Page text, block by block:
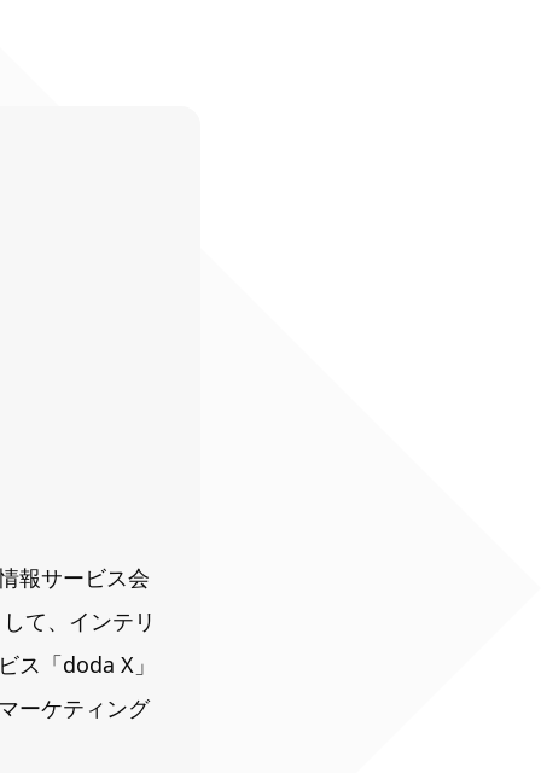
報サービス会
て、インテリ
ス「doda X」
ーケティング